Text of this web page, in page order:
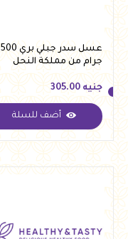
عسل سدر جبلي بري 500
جرام من مملكة النحل
جنيه
جنيه 305.00
أضف للسلة